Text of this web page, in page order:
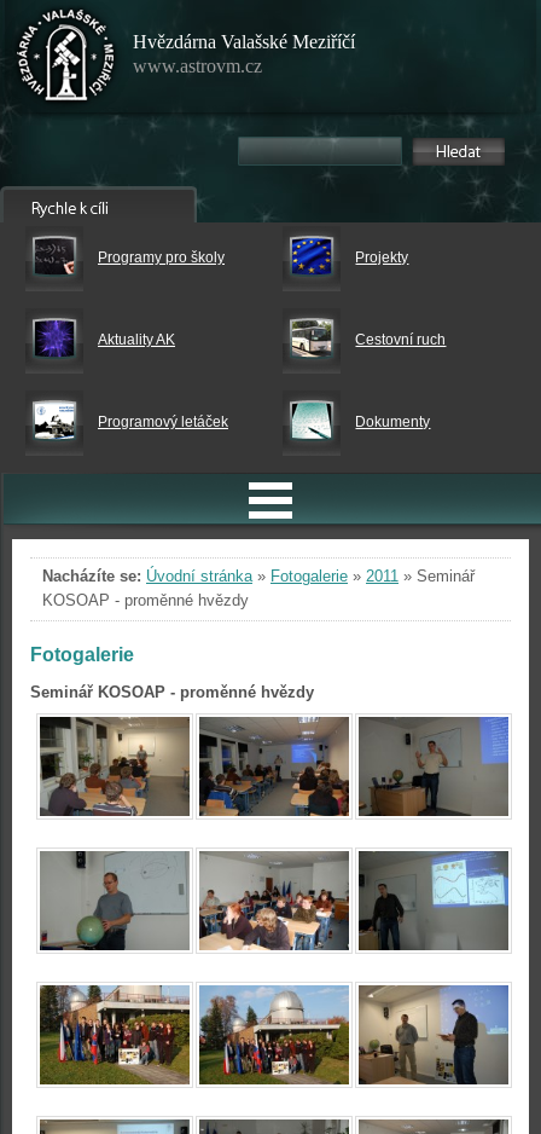
Hvězdárna Valašské Meziříčí
www.astrovm.cz
Programy pro školy Projekty
Aktuality AK Cestovní ruch
Programový letáček Dokumenty
Nacházíte se: Úvodní stránka» Fotogalerie » 2011 » Seminář
KOSOAP - proměnné hvězdy
Fotogalerie
Seminář KOSOAP - proměnné hvězdy